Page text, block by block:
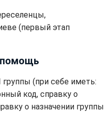
(первый этап
(при себе иметь:
код, справку о
о назначении группы